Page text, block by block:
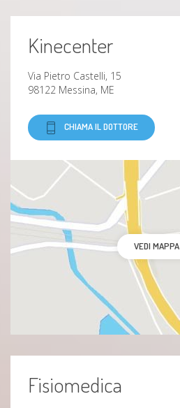
Kinecenter
Via Pietro Castelli, 15
98122 Messina, ME
CHIAMA IL DOTTORE
VEDI MAPPA
Fisiomedica